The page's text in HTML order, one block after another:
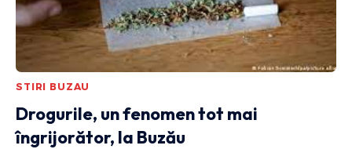
STIRI BUZAU
Drogurile, un fenomen tot mai
îngrijorător, la Buzău